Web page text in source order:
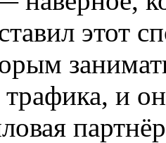
этот
трафика, и